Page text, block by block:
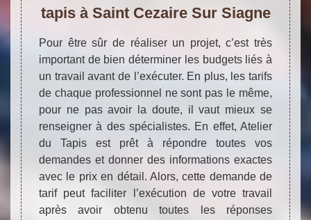
tapis à Saint Cezaire Sur Siagne
Pour être sûr de réaliser un projet, c’est très
important de bien déterminer les budgets liés à
un travail avant de l’exécuter. En plus, les tarifs
de chaque professionnel ne sont pas le même,
pour ne pas avoir la doute, il vaut mieux se
renseigner à des spécialistes. En effet, Atelier
du Tapis est prêt à répondre toutes vos
demandes et donner des informations exactes
avec le prix en détail. Alors, cette demande de
tarif peut faciliter l’exécution de votre travail
après avoir obtenu toutes les réponses